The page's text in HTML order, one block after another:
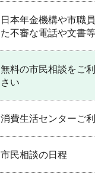
日本年金機構や市職
た不審な電話や文書
無料の市民相談をご
さい
消費生活センターご
市民相談の日程